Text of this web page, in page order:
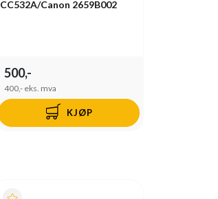
CC532A/Canon 2659B002
500,-
400,- eks. mva
KJØP